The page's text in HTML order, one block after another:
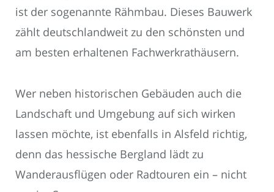
ist der sogenannte Rähmbau. Dieses Bauwerk
zählt deutschlandweit zu den schönsten und
am besten erhaltenen Fachwerkrathäusern.
Wer neben historischen Gebäuden auch die
Landschaft und Umgebung auf sich wirken
lassen möchte, ist ebenfalls in Alsfeld richtig,
denn das hessische Bergland lädt zu
Wanderausflügen oder Radtouren ein – nicht